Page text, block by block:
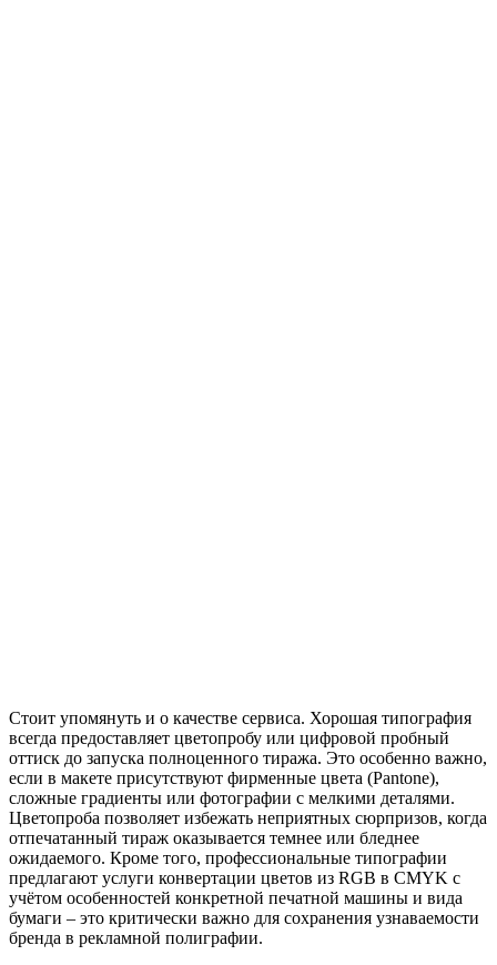
Стоит упомянуть и о качестве сервиса. Хорошая типография
всегда предоставляет цветопробу или цифровой пробный
оттиск до запуска полноценного тиража. Это особенно важно,
если в макете присутствуют фирменные цвета (Pantone),
сложные градиенты или фотографии с мелкими деталями.
Цветопроба позволяет избежать неприятных сюрпризов, когда
отпечатанный тираж оказывается темнее или бледнее
ожидаемого. Кроме того, профессиональные типографии
предлагают услуги конвертации цветов из RGB в CMYK с
учётом особенностей конкретной печатной машины и вида
бумаги – это критически важно для сохранения узнаваемости
бренда в рекламной полиграфии.